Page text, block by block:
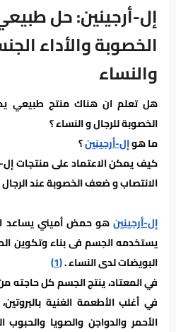
إل-أرجينين: حل
الخصوبة والأداء
والنساء
هل تعلم ان هناك منتج
الخصوبة للرجال و النساء ؟
ما هوإل-أرجينين؟
كيف يمكن الاعتماد على منتجات
الانتصاب و ضعف الخصوبة عند الرجال
إل-أرجينينهو حمض أميني يساعد
يستخدمه الجسم فى بناء وتكوين
البويضات لدى النساء .(1)
في المعتاد، ينتج الجسم كل حاجته
في أغلب الأطعمة الغنية
الأحمر والدواجن والصويا والحبوب